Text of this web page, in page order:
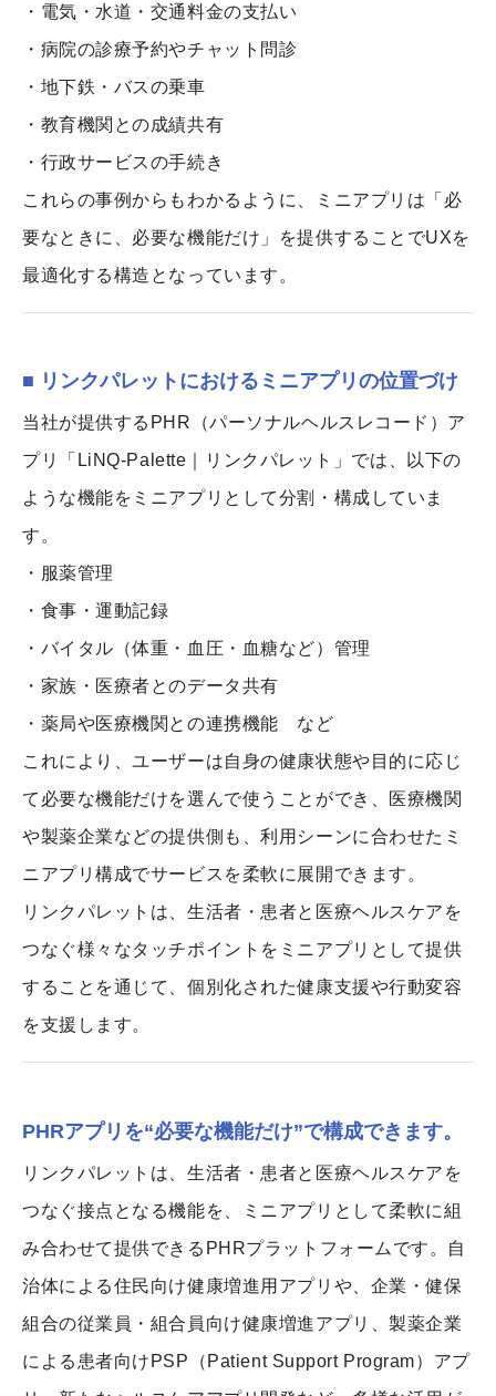
・電気・水道・交通料金の支払い
・病院の診療予約やチャット問診
・地下鉄・バスの乗車
・教育機関との成績共有
・行政サービスの手続き
これらの事例からもわかるように、ミニアプリは「必
要なときに、必要な機能だけ」を提供することでUXを
最適化する構造となっています。
■ リンクパレットにおけるミニアプリの位置づけ
当社が提供するPHR（パーソナルヘルスレコード）ア
プリ「LiNQ-Palette｜リンクパレット」では、以下の
ような機能をミニアプリとして分割・構成していま
す。
・服薬管理
・食事・運動記録
・バイタル（体重・血圧・血糖など）管理
・家族・医療者とのデータ共有
・薬局や医療機関との連携機能 など
これにより、ユーザーは自身の健康状態や目的に応じ
て必要な機能だけを選んで使うことができ、医療機関
や製薬企業などの提供側も、利用シーンに合わせたミ
ニアプリ構成でサービスを柔軟に展開できます。
リンクパレットは、生活者・患者と医療ヘルスケアを
つなぐ様々なタッチポイントをミニアプリとして提供
することを通じて、個別化された健康支援や行動変容
を支援します。
PHRアプリを“必要な機能だけ”で構成できます。
リンクパレットは、生活者・患者と医療ヘルスケアを
つなぐ接点となる機能を、ミニアプリとして柔軟に組
み合わせて提供できるPHRプラットフォームです。自
治体による住民向け健康増進用アプリや、企業・健保
組合の従業員・組合員向け健康増進アプリ、製薬企業
による患者向けPSP（Patient Support Program）アプ